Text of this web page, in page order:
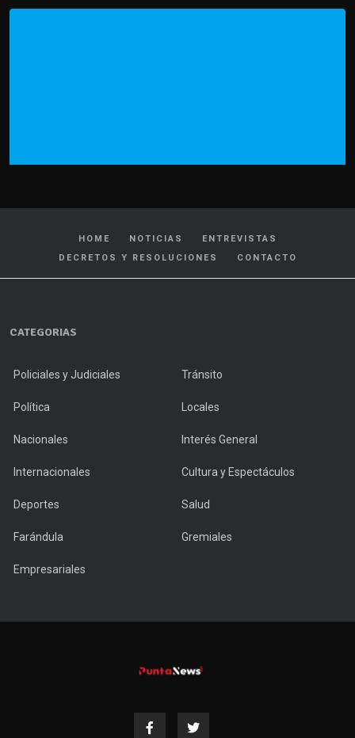
HOME NOTICIAS
ENTREVISTAS
DECRETOS Y RESOLUCIONES
CONTACTO
CATEGORIAS
Policiales y Judiciales Tránsito
Política Locales
Nacionales Interés General
Internacionales Cultura y Espectáculos
Deportes Salud
Farándula Gremiales
Empresariales